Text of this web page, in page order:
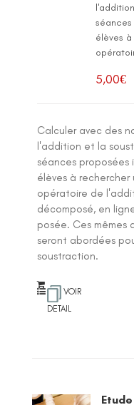
élèves
5,00€
Calculer avec des
l'addition et la
séances proposées
élèves à
opératoire de
décomposé, en
posée. Ces mêmes
seront abordées
soustraction.
VOIR
DETAIL